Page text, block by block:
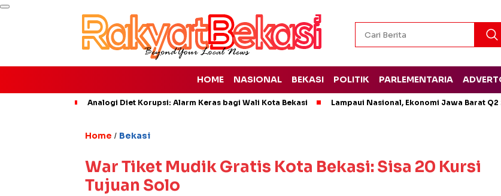
HOME NASIONAL BEKASI POLITIK PARLEMENTARIA
Analogi Diet Korupsi: Alarm Keras bagi Wali Kota Bekasi Lampaui Nasional, Ekonomi Jawa Barat Q2
Home / Bekasi
War Tiket Mudik Gratis Kota Bekasi: Sisa 20 Kursi
Tujuan Solo